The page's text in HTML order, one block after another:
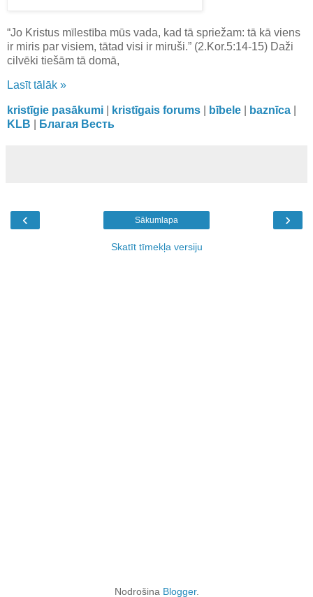
“Jo Kristus mīlestība mūs vada, kad tā spriežam: tā kā viens
ir miris par visiem, tātad visi ir miruši.” (2.Kor.5:14-15) Daži
cilvēki tiešām tā domā,
Lasīt tālāk »
kristīgie pasākumi kristīgais forums bībele baznīca
KLB
Благая Весть
‹ ›
Sākumlapa
Skatīt tīmekļa versiju
Nodrošina Blogger.